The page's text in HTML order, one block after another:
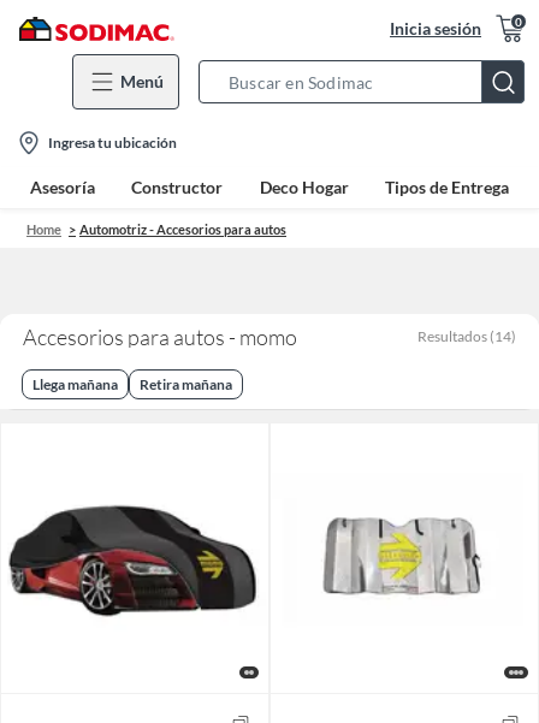
Inicia sesión 0
Menú
Bar
location-
icon
Ingresa tu ubicación
Asesoría Constructor Deco Hogar Tipos de Entrega
Home Automotriz - Accesorios para autos
Accesorios para autos - momo Resultados (14)
Llega mañana Retira mañana